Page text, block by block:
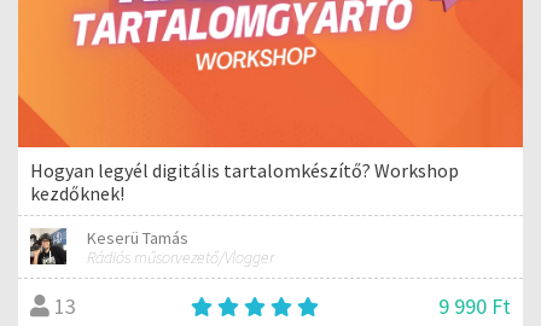
Hogyan legyél digitális tartalomkészítő? Workshop
kezdőknek!
Keserü Tamás
Rádiós műsorvezető/Vlogger
13 9 990 Ft